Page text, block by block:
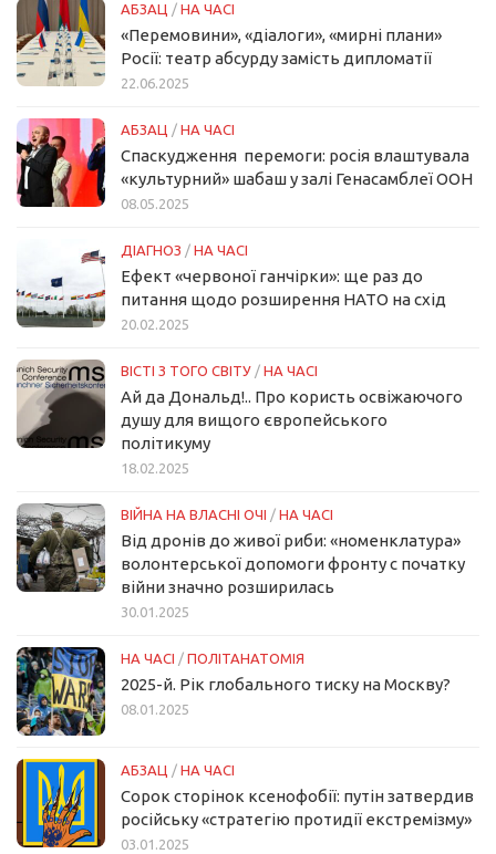
АБЗАЦ / НА ЧАСІ
«Перемовини», «діалоги», «мирні плани»
Росії: театр абсурду замість дипломатії
22.06.2025
АБЗАЦ / НА ЧАСІ
Спаскудження перемоги: росія влаштувала
«культурний» шабаш у залі Генасамблеї ООН
08.05.2025
ДІАГНОЗ / НА ЧАСІ
Ефект «червоної ганчірки»: ще раз до
питання щодо розширення НАТО на схід
20.02.2025
ВІСТІ З ТОГО СВІТУ / НА ЧАСІ
Ай да Дональд!.. Про користь освіжаючого
душу для вищого європейського
політикуму
18.02.2025
ВІЙНА НА ВЛАСНІ ОЧІ / НА ЧАСІ
Від дронів до живої риби: «номенклатура»
волонтерської допомоги фронту с початку
війни значно розширилась
30.01.2025
НА ЧАСІ / ПОЛІТАНАТОМІЯ
2025-й. Рік глобального тиску на Москву?
08.01.2025
АБЗАЦ / НА ЧАСІ
Сорок сторінок ксенофобії: путін затвердив
російську «стратегію протидії екстремізму»
03.01.2025